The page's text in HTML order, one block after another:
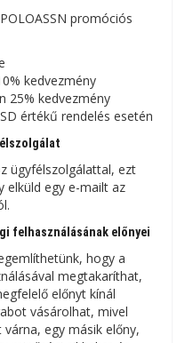
promóciós
kedvezmény
25% kedvezmény
értékű rendelés esetén
ügyfélszolgálattal, ezt
elküld egy e-mailt az
felhasználásának előnyei
hogy a
megtakaríthat,
előnyt kínál
vásárolhat, mivel
egy másik előny,